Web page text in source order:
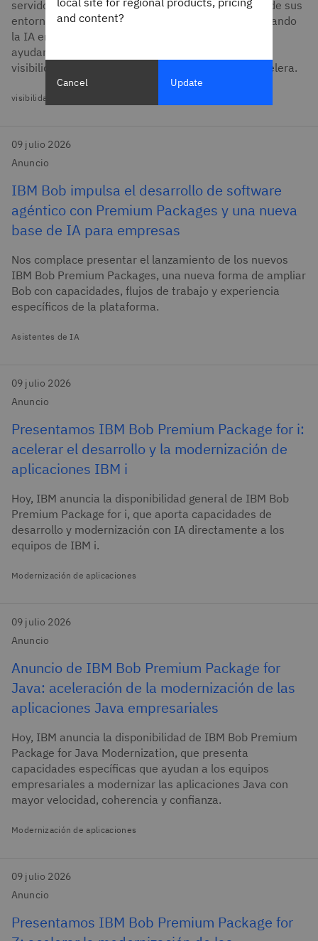
servidores MCP y modelos fundacionales a través de sus
entornos de desarrollo e implementación, incorporando
la IA en la sombra a flujos de trabajo gobernados y
ayudando a los equipos de riesgo a mantener su
visibilidad a medida que la adopción de la IA se acelera.
visibilidad de activos
09 julio 2026
Anuncio
IBM Bob impulsa el desarrollo de software
agéntico con Premium Packages y una nueva
base de IA para empresas
Nos complace presentar el lanzamiento de los nuevos
IBM Bob Premium Packages, una nueva forma de ampliar
Bob con capacidades, flujos de trabajo y experiencia
específicos de la plataforma.
Asistentes de IA
09 julio 2026
Anuncio
Presentamos IBM Bob Premium Package for i:
acelerar el desarrollo y la modernización de
aplicaciones IBM i
Hoy, IBM anuncia la disponibilidad general de IBM Bob
Premium Package for i, que aporta capacidades de
desarrollo y modernización con IA directamente a los
equipos de IBM i.
Modernización de aplicaciones
09 julio 2026
Anuncio
Anuncio de IBM Bob Premium Package for
Java: aceleración de la modernización de las
aplicaciones Java empresariales
Hoy, IBM anuncia la disponibilidad de IBM Bob Premium
Package for Java Modernization, que presenta
capacidades específicas que ayudan a los equipos
empresariales a modernizar las aplicaciones Java con
mayor velocidad, coherencia y confianza.
Modernización de aplicaciones
09 julio 2026
Anuncio
Presentamos IBM Bob Premium Package for
and content?
Cancel Update